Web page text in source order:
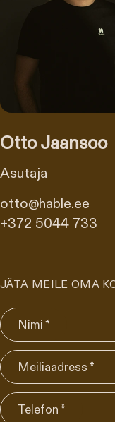
JÄTA MEILE OMA
Nimi *
Meiliaadress *
Telefon *
Otto Jaansoo
Asutaja
otto@hable.ee
+372 5044 733